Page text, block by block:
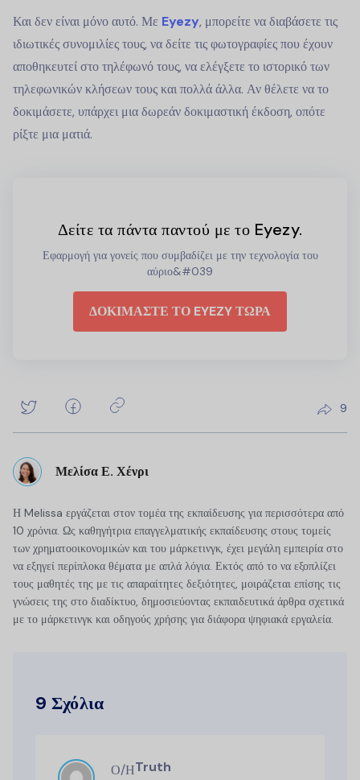
Και δεν είναι μόνο αυτό. Με Eyezy, μπορείτε να διαβάσετε τις
ιδιωτικές συνομιλίες τους, να δείτε τις φωτογραφίες που έχουν
αποθηκευτεί στο τηλέφωνό τους, να ελέγξετε το ιστορικό των
τηλεφωνικών κλήσεων τους και πολλά άλλα. Αν θέλετε να το
δοκιμάσετε, υπάρχει μια δωρεάν δοκιμαστική έκδοση, οπότε
ρίξτε μια ματιά.
Δείτε τα πάντα παντού με το Eyezy.
Εφαρμογή για γονείς που συμβαδίζει με την τεχνολογία του
αύριο&#039
ΔΟΚΙΜΑΣΤΕ ΤΟ EYEZY ΤΩΡΑ
9
Μελίσα Ε. Χένρι
Η Melissa εργάζεται στον τομέα της εκπαίδευσης για περισσότερα από
10 χρόνια. Ως καθηγήτρια επαγγελματικής εκπαίδευσης στους τομείς
των χρηματοοικονομικών και του μάρκετινγκ, έχει μεγάλη εμπειρία στο
να εξηγεί περίπλοκα θέματα με απλά λόγια. Εκτός από το να εξοπλίζει
τους μαθητές της με τις απαραίτητες δεξιότητες, μοιράζεται επίσης τις
γνώσεις της στο διαδίκτυο, δημοσιεύοντας εκπαιδευτικά άρθρα σχετικά
με το μάρκετινγκ και οδηγούς χρήσης για διάφορα ψηφιακά εργαλεία.
9 Σχόλια
Ο/ΗTruth